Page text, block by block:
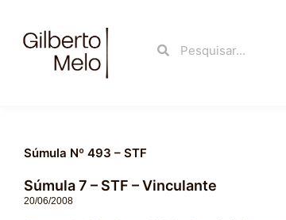
SearchSearch
Súmula Nº 493 – STF
Súmula 7 – STF – Vinculante
20/06/2008